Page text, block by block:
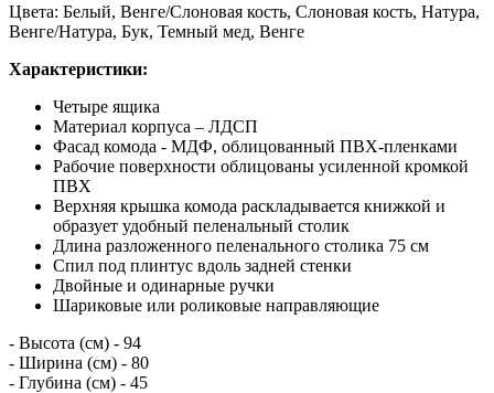
Цвета: Белый, Венге/Слоновая кость, Слоновая кость, Натура,
Венге/Натура, Бук, Темный мед, Венге
Характеристики:
Четыре ящика
Материал корпуса – ЛДСП
Фасад комода - МДФ, облицованный ПВХ-пленками
Рабочие поверхности облицованы усиленной кромкой
ПВХ
Верхняя крышка комода раскладывается книжкой и
образует удобный пеленальный столик
Длина разложенного пеленального столика 75 см
Спил под плинтус вдоль задней стенки
Двойные и одинарные ручки
Шариковые или роликовые направляющие
- Высота (см) - 94
- Ширина (см) - 80
- Глубина (см) - 45